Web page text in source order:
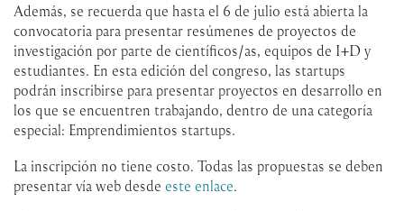
Además, se recuerda que hasta el 6 de julio está abierta la
convocatoria para presentar resúmenes de proyectos de
investigación por parte de científicos/as, equipos de I+D y
estudiantes. En esta edición del congreso, las startups
podrán inscribirse para presentar proyectos en desarrollo en
los que se encuentren trabajando, dentro de una categoría
especial: Emprendimientos startups.
La inscripción no tiene costo. Todas las propuestas se deben
presentar vía web desde este enlace.